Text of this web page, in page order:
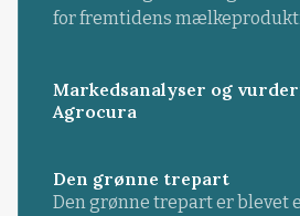
for fremtidens
Markedsanalyser og
Agrocura
Den grønne trepart
Den grønne trepart er blevet